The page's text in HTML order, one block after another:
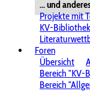
... und
Projekte mit
KV-Bibliothek
Foren
Übersicht
Bereich "KV-
Bereich